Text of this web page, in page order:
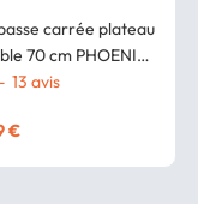
carrée plateau
70 cm PHOENIX
noir
- 13 avis
€